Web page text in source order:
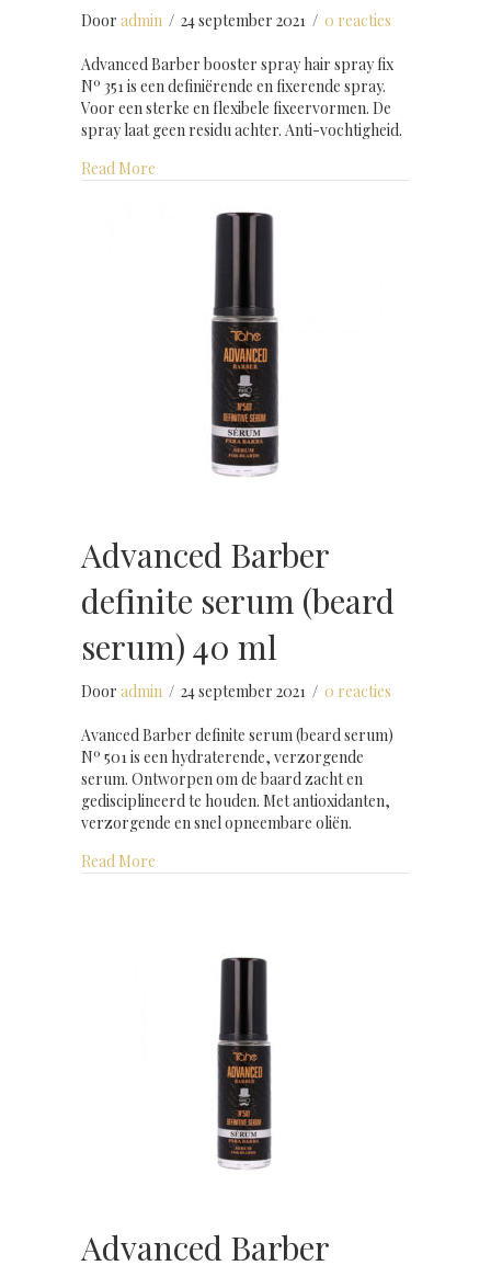
Door admin / 24 september 2021 / 0 reacties
Advanced Barber booster spray hair spray fix
Nº 351 is een definiërende en fixerende spray.
Voor een sterke en flexibele fixeervormen. De
spray laat geen residu achter. Anti-vochtigheid.
Read More
Advanced Barber
definite serum (beard
serum) 40 ml
Door admin / 24 september 2021 / 0 reacties
Avanced Barber definite serum (beard serum)
Nº 501 is een hydraterende, verzorgende
serum. Ontworpen om de baard zacht en
gedisciplineerd te houden. Met antioxidanten,
verzorgende en snel opneembare oliën.
Read More
Advanced Barber